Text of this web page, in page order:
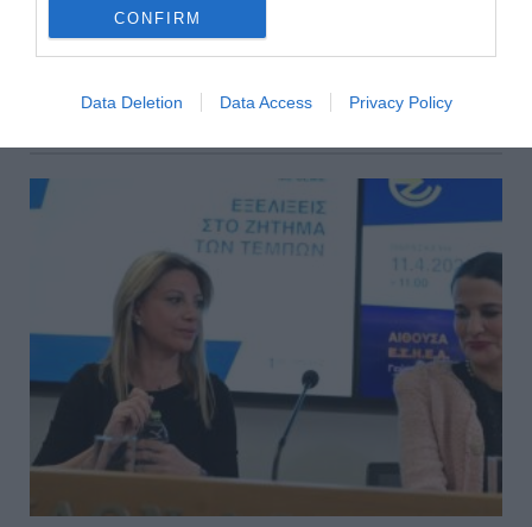
CONFIRM
Data Deletion Data Access Privacy Policy
Ο Γιώργος Γεραπετρίτης, η Άννα Διαμαντοπούλου και ο
Μανώλης Χριστοδουλάκης διαψεύδουν κατηγορηματικά
τα δημοσιεύματα περί δήθεν πολιτικού δείπνου και
ζητούν την άμεση ανάκλησή του.